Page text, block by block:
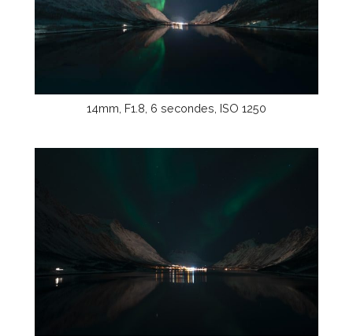
14mm, F1.8, 6 secondes, ISO 1250